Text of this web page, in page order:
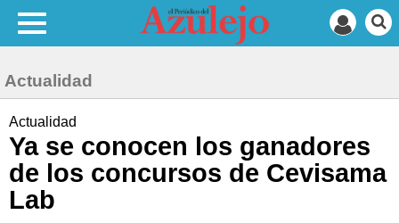
Actualidad
Actualidad
Ya se conocen los ganadores
de los concursos de Cevisama
Lab